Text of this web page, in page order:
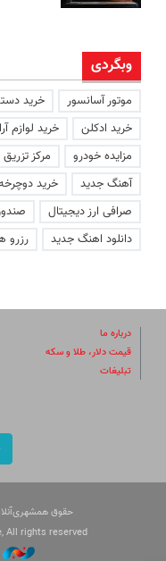
وبگردی
موتور آسانسور خرید
خرید ادکلن
خرید لوازم
مزایده خودرو
مرکز
آهنگ جدید
خرید
صرافی ارز دیجیتال
دانلود اهنگ جدید
رزرو
درباره ما
قیمت دلار، طلا و سکه
تبلیغات
حقوق
All rights reserved